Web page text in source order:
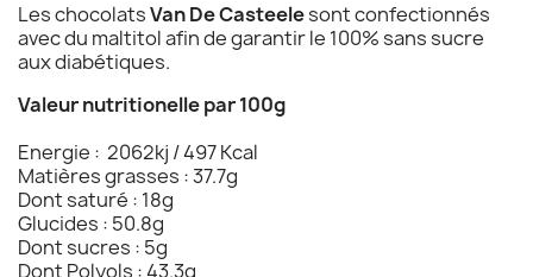
Les chocolatsVan De Casteelesont confectionnés
avec du maltitol afin de garantir le 100% sans sucre
aux diabétiques.
Valeur nutritionelle par 100g
Energie : 2062kj / 497 Kcal
Matières grasses : 37.7g
Dont saturé : 18g
Glucides : 50.8g
Dont sucres : 5g
Dont Polyols : 43.3g